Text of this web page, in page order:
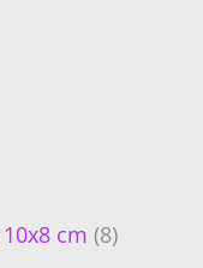
cm (8)